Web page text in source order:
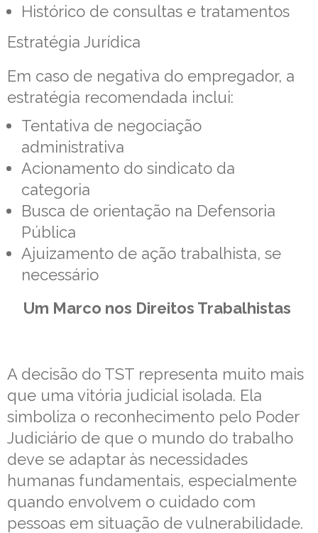
Histórico de consultas e tratamentos
Estratégia Jurídica
Em caso de negativa do empregador, a
estratégia recomendada inclui:
Tentativa de negociação
administrativa
Acionamento do sindicato da
categoria
Busca de orientação na Defensoria
Pública
Ajuizamento de ação trabalhista, se
necessário
Um Marco nos Direitos Trabalhistas
A decisão do TST representa muito mais
que uma vitória judicial isolada. Ela
simboliza o reconhecimento pelo Poder
Judiciário de que o mundo do trabalho
deve se adaptar às necessidades
humanas fundamentais, especialmente
quando envolvem o cuidado com
pessoas em situação de vulnerabilidade.